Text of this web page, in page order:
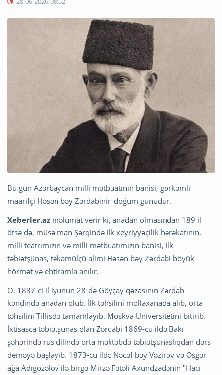
Bu gün Azərbaycan milli mətbuatının banisi, görkəmli
maarifçi Həsən bəy Zərdabinin doğum günüdür.
Xeberler.az məlumat verir ki, anadan olmasından 189 il
ötsə də, müsəlman Şərqində ilk xeyriyyəçilik hərəkatının,
milli teatrımızın və milli mətbuatımızın banisi, ilk
təbiətşünas, təkamülçü alimi Həsən bəy Zərdabi böyük
hörmət və ehtiramla anılır.
O, 1837-ci il iyunun 28-də Göyçay qəzasının Zərdab
kəndində anadan olub. İlk təhsilini mollaxanada alıb, orta
təhsilini Tiflisdə tamamlayıb. Moskva Universitetini bitirib.
İxtisasca təbiətşünas olan Zərdabi 1869-cu ildə Bakı
şəhərində rus dilində orta məktəbdə təbiətşünaslıqdan dərs
deməyə başlayıb. 1873-cü ildə Nəcəf bəy Vəzirov və Əsgər
ağa Adıgözəlov ilə birgə Mirzə Fətəli Axundzadənin "Hacı